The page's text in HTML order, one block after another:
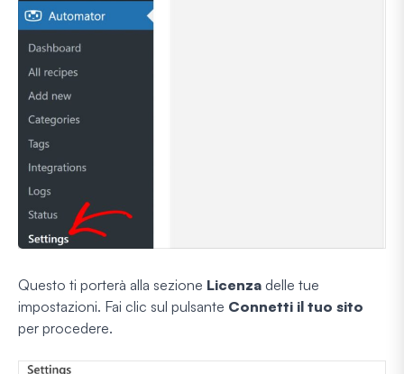
Questo ti porterà alla sezione Licenza delle tue
impostazioni. Fai clic sul pulsante Connetti il tuo sito
per procedere.